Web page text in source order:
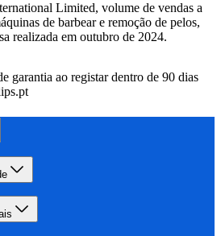
Limited, volume de vendas a
de barbear e remoção de pelos,
realizada em outubro de 2024.
garantia ao registar dentro de 90 dias